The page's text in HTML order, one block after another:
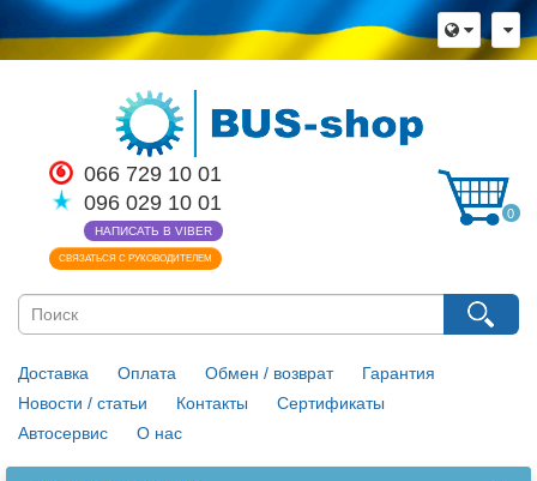
066 729 10 01
096 029 10 01
НАПИСАТЬ В VIBER
СВЯЗАТЬСЯ С РУКОВОДИТЕЛЕМ
0
Доставка Оплата Обмен / возврат
Гарантия
Новости / статьи
Контакты
Сертификаты
Автосервис
О нас